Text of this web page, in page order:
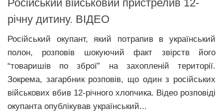
Російський військовий пристрелив 12-
річну дитину. ВІДЕО
Російський окупант, який потрапив в український
полон, розповів шокуючий факт звірств його
“товаришів по зброї” на захопленій території.
Зокрема, загарбник розповів, що один з російських
військових вбив 12-річного хлопчика. Відео розповіді
окупанта опублікував український...